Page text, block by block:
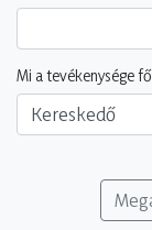
Mi a tevékenysége
Kereskedő